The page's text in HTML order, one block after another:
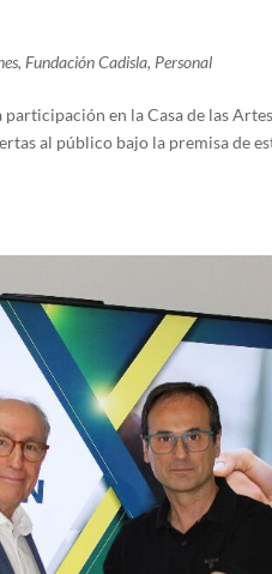
, Fundación Cadisla, Personal
en la Casa de las
al público bajo la premisa de